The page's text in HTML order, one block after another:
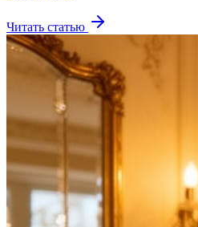
Читать статью